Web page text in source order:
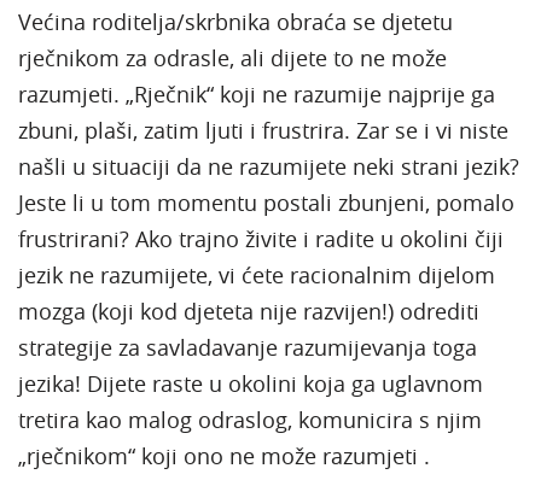
Većina roditelja/skrbnika obraća se djetetu
rječnikom za odrasle, ali dijete to ne može
razumjeti. „Rječnik“ koji ne razumije najprije ga
zbuni, plaši, zatim ljuti i frustrira. Zar se i vi niste
našli u situaciji da ne razumijete neki strani jezik?
Jeste li u tom momentu postali zbunjeni, pomalo
frustrirani? Ako trajno živite i radite u okolini čiji
jezik ne razumijete, vi ćete racionalnim dijelom
mozga (koji kod djeteta nije razvijen!) odrediti
strategije za savladavanje razumijevanja toga
jezika! Dijete raste u okolini koja ga uglavnom
tretira kao malog odraslog, komunicira s njim
„rječnikom“ koji ono ne može razumjeti .